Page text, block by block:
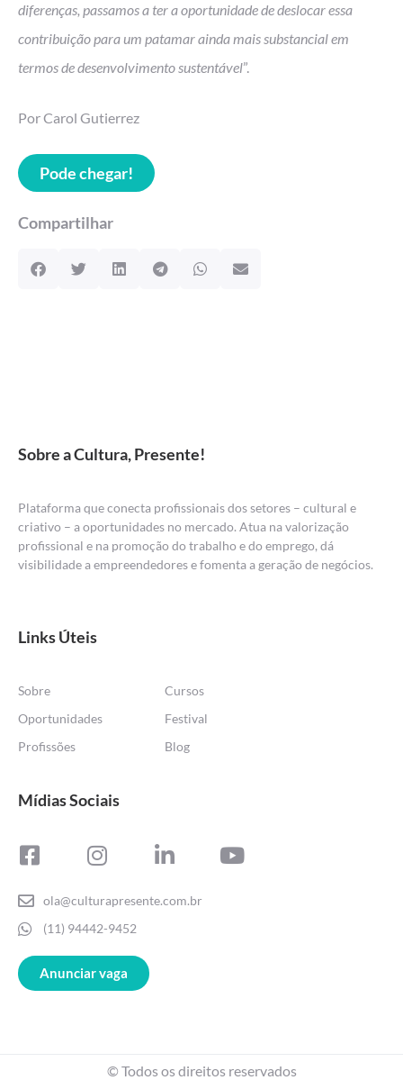
diferenças, passamos a ter a oportunidade de deslocar essa
contribuição para um patamar ainda mais substancial em
termos de desenvolvimento sustentável”.
Por Carol Gutierrez
Pode chegar!
Compartilhar
Sobre a Cultura, Presente!
Plataforma que conecta profissionais dos setores – cultural e
criativo – a oportunidades no mercado. Atua na valorização
profissional e na promoção do trabalho e do emprego, dá
visibilidade a empreendedores e fomenta a geração de negócios.
Links Úteis
Sobre
Oportunidades
Profissões
Cursos
Festival
Blog
Mídias Sociais
ola@culturapresente.com.br
(11) 94442-9452
Anunciar vaga
© Todos os direitos reservados